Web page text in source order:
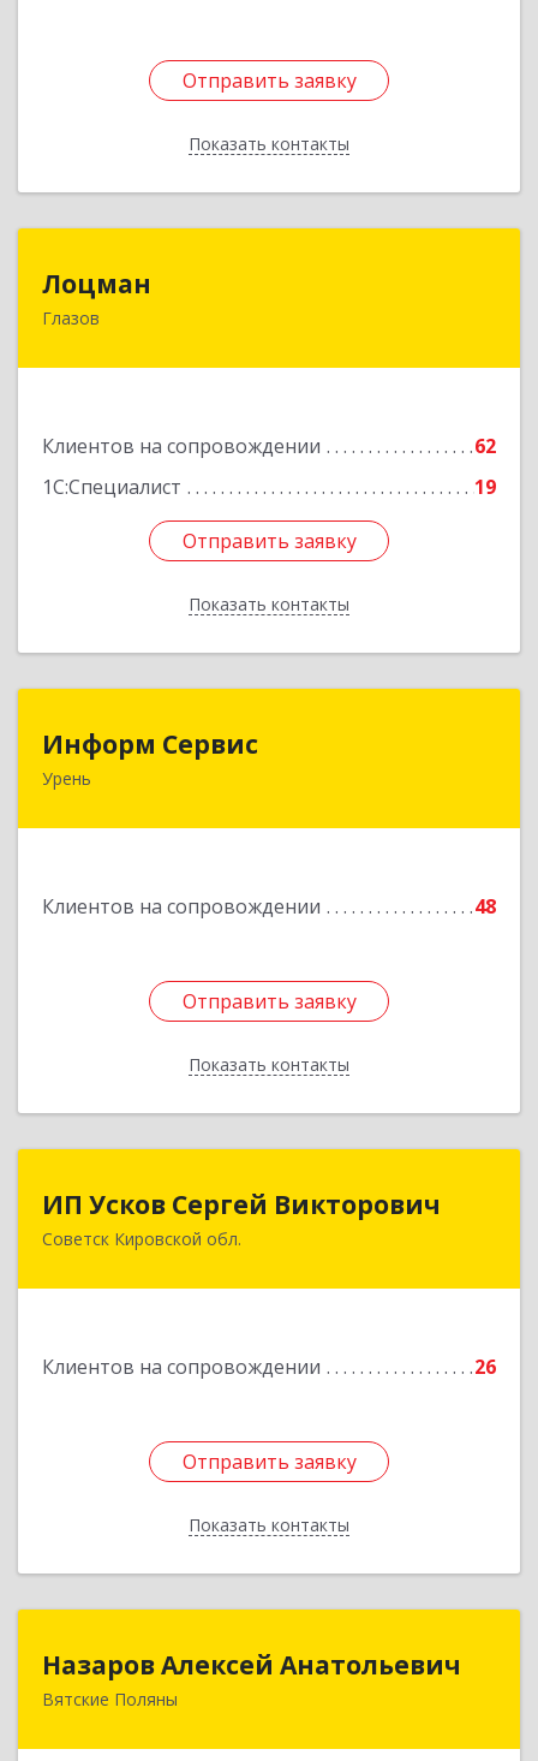
Отправить заявку
Показать контакты
Отправить заявку
Назад
Лоцман
Глазов
Клиентов на сопровождении
62
1С:Специалист
19
Отправить заявку
Показать контакты
427620, Удмуртская Респ, Глазов г, Сибирская
Отправить заявку
Назад
Информ Сервис
Урень
Клиентов на сопровождении 48
Отправить заявку
Показать контакты
Отправить заявку
Назад
ИП Усков Сергей Викторович
Советск Кировской обл.
Клиентов на сопровождении 26
Отправить заявку
Показать контакты
ИП Усков Сергей Викторович
613340, Кировская обл, Советск г, Дружбы ул,
Отправить заявку
Назад
Назаров Алексей Анатольевич
Вятские Поляны
Назаров Алексей Анатольевич
612964,Кировская обл,город Вятские Поляны